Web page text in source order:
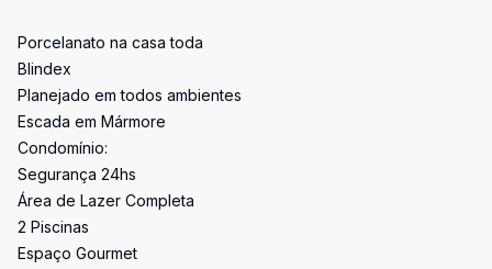
Porcelanato na casa toda
Blindex
Planejado em todos ambientes
Escada em Mármore
Condomínio:
Segurança 24hs
Área de Lazer Completa
2 Piscinas
Espaço Gourmet